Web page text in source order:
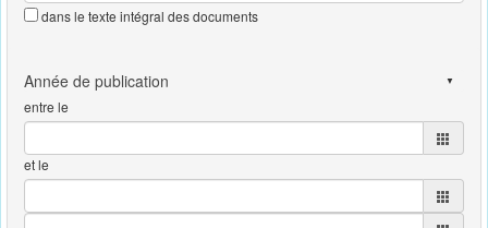
dans le texte intégral des documents
entre le
et le